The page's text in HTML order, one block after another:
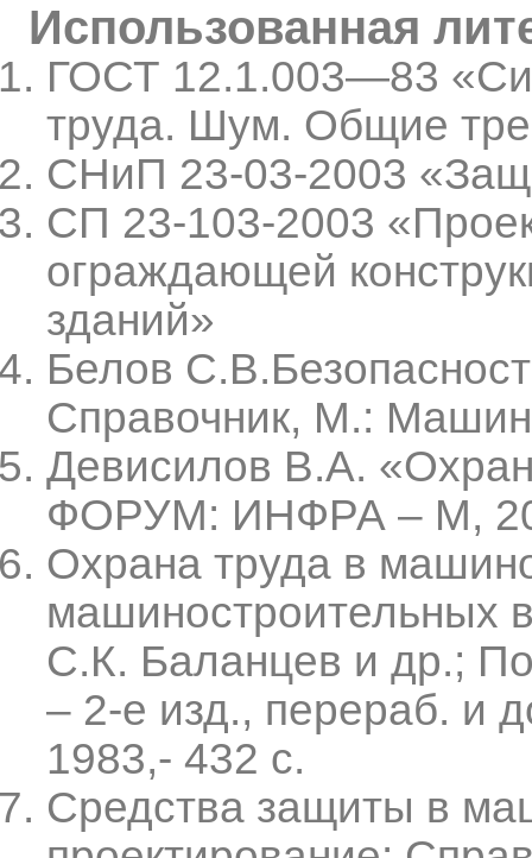
Использованная
ГОСТ 12.1.003—83
труда. Шум. Общие
СНиП 23-03-2003
СП 23-103-2003
ограждающей
зданий»
Белов
Справочник, М.:
Девисилов В.А.
ФОРУМ: ИНФРА – М,
Охрана труда в
машиностроительных
С.К. Баланцев и др.;
– 2-е изд., перераб. и
1983,- 432 с.
Средства защиты в